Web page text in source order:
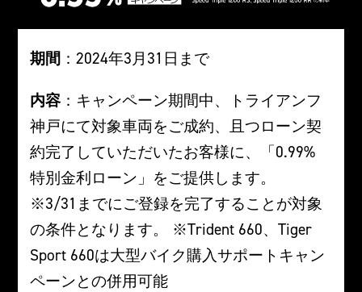
期間 ：2024年3月31日まで
内容 ：キャンペーン期間中、トライアンフ
神戸にて対象車両をご成約、且つローン契
約完了していただいたお客様に、「0.99%
特別金利ローン」をご提供します。
※3/31までにご登録を完了することが対象
の条件となります。 ※Trident 660、Tiger
Sport 660は大型バイク購入サポートキャン
ペーンとの併用可能